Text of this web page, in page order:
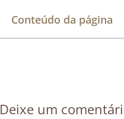
Conteúdo da página
Deixe um